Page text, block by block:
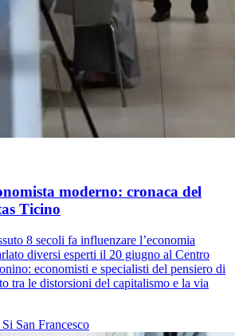
moderno: cronaca del
Ticino
8 secoli fa influenzare l’economia
diversi esperti il 20 giugno al Centro
economisti e specialisti del pensiero di
tra le distorsioni del capitalismo e la via
San Francesco